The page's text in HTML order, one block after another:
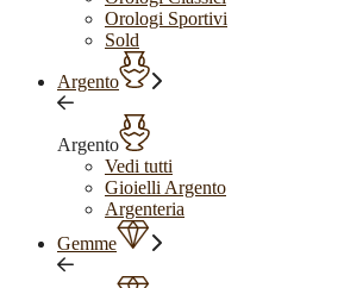
Orologi Sportivi
Sold
Argento
Argento
Vedi tutti
Gioielli Argento
Argenteria
Gemme